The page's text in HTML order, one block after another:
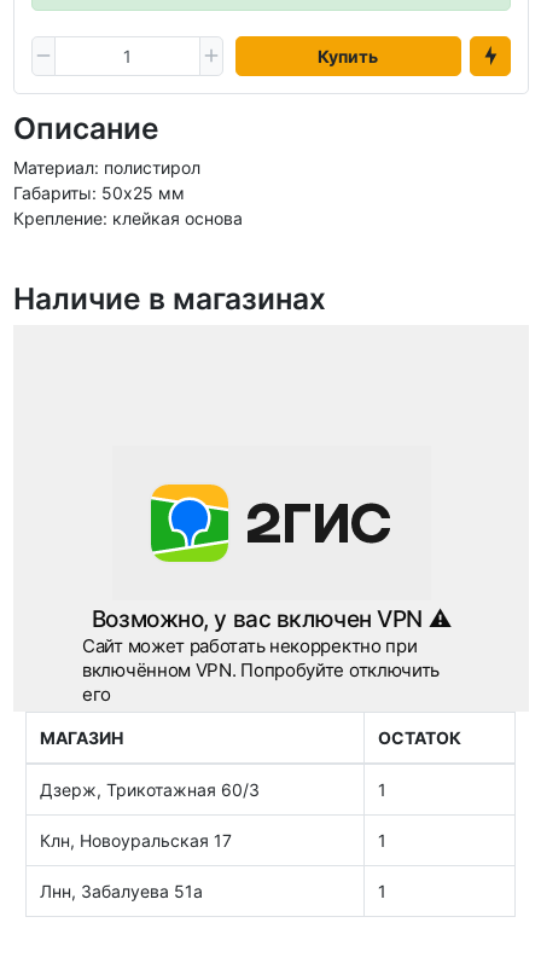
Купить
Описание
Материал: полистирол
Габариты: 50х25 мм
Крепление: клейкая основа
Наличие в магазинах
МАГАЗИН ОСТАТОК
Дзерж, Трикотажная 60/3 1
Клн, Новоуральская 17 1
Лнн, Забалуева 51а 1